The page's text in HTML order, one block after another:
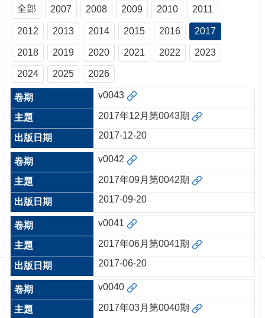
計
中
首
頁
聯
絡
資
訊
訂
閱/
取
消
網
站
導
覽
最
新
消
息
關
於
我
全部 2007 2008 2009 2010 2011
2012 2013 2014 2015 2016 2017
2018 2019 2020 2021 2022 2023
2024 2025 2026
v0043
2017年12月第0043期
2017-12-20
v0042
2017年09月第0042期
2017-09-20
v0041
2017年06月第0041期
2017-06-20
v0040
2017年03月第0040期